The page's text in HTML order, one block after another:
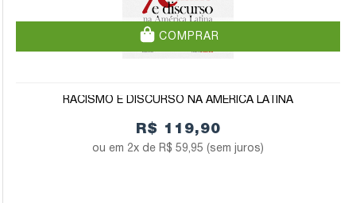
COMPRAR
RACISMO E DISCURSO NA AMÉRICA LATINA
R$ 119,90
2x de R$ 59,95 (sem juros)